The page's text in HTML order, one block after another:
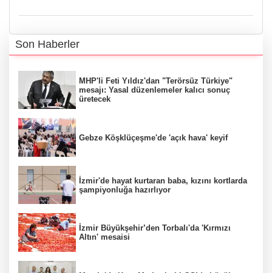
Son Haberler
MHP'li Feti Yıldız'dan "Terörsüz Türkiye"
mesajı: Yasal düzenlemeler kalıcı sonuç
üretecek
Gebze Köşklüçeşme'de 'açık hava' keyif
İzmir'de hayat kurtaran baba, kızını kortlarda
şampiyonluğa hazırlıyor
İzmir Büyükşehir’den Torbalı'da 'Kırmızı
Altın' mesaisi